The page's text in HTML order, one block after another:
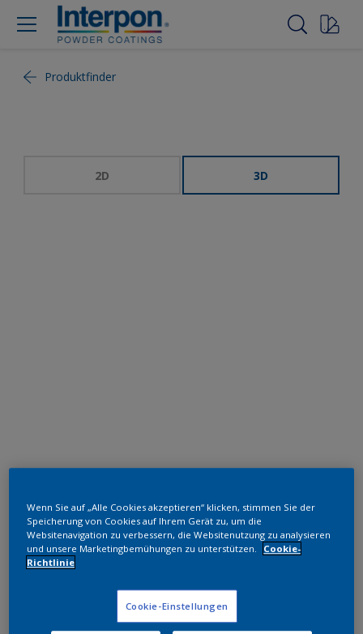
Produktfinder
2D 3D
Polyester TGIC-frei
Wenn Sie auf „Alle Cookies akzeptieren“ klicken, stimmen Sie der
Speicherung von Cookies auf Ihrem Gerät zu, um die
Websitenavigation zu verbessern, die Websitenutzung zu analysieren
und unsere Marketingbemühungen zu unterstützen.
Cookie-
Richtlinie
Cookie-Einstellungen